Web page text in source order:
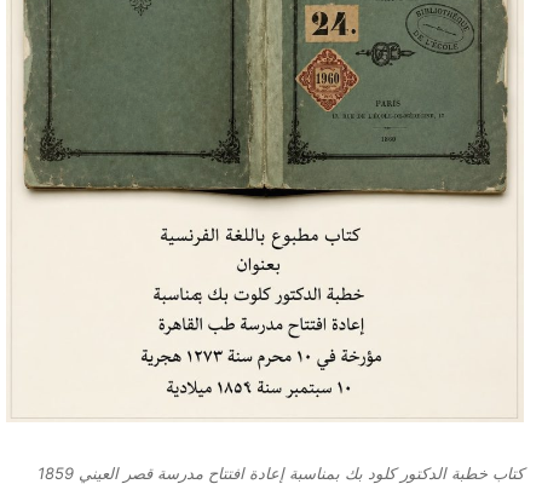
كتاب خطبة الدكتور كلود بك بمناسبة إعادة افتتاح مدرسة قصر العيني 1859